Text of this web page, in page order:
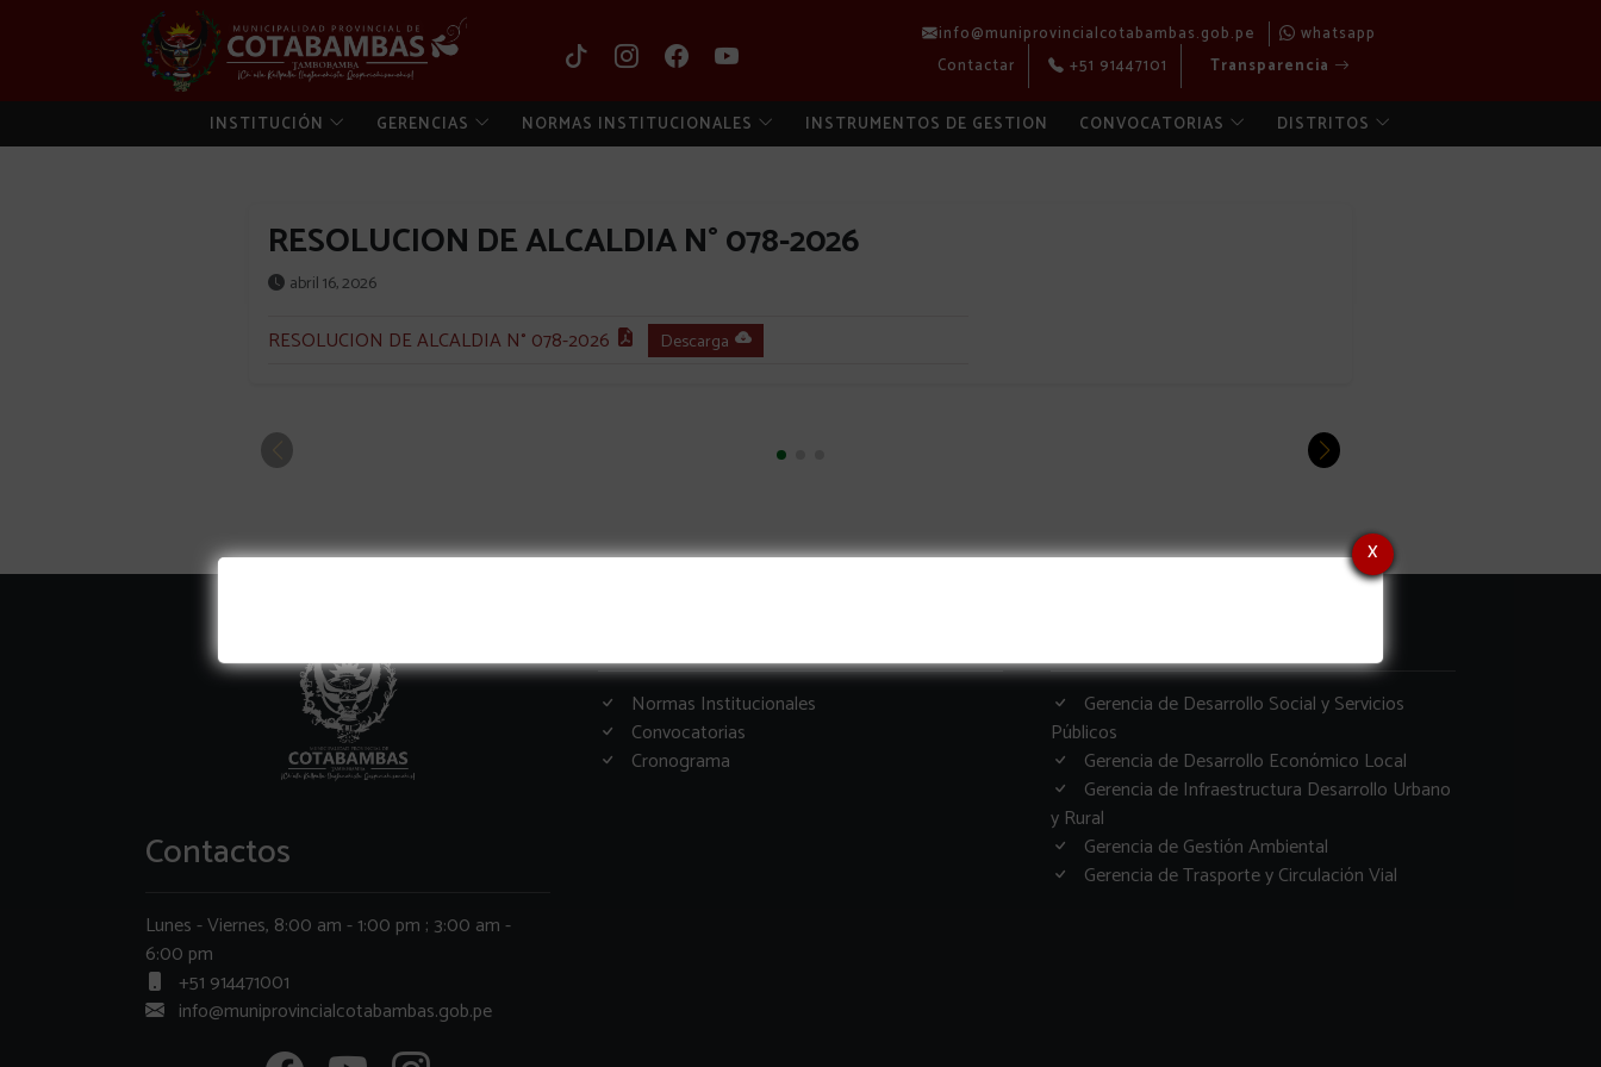
info@muniprovincialcotabambas.gob.pe
whatsapp
Contactar
+51 91447101 Transparencia
INSTITUCIÓN GERENCIAS NORMAS INSTITUCIONALES INSTRUMENTOS DE GESTION CONVOCATORIAS DISTRITOS
RESOLUCION DE ALCALDIA N° 078-2026
abril 16, 2026
RESOLUCION DE ALCALDIA N° 078-2026 Descarga
x
Contactos
Lunes - Viernes, 8:00 am - 1:00 pm ; 3:00 am -
6:00 pm
+51 914471001
info@muniprovincialcotabambas.gob.pe
Normas Institucionales
Convocatorias
Cronograma
Gerencia de Desarrollo Social y Servicios
Públicos
Gerencia de Desarrollo Económico Local
Gerencia de Infraestructura Desarrollo Urbano
y Rural
Gerencia de Gestión Ambiental
Gerencia de Trasporte y Circulación Vial